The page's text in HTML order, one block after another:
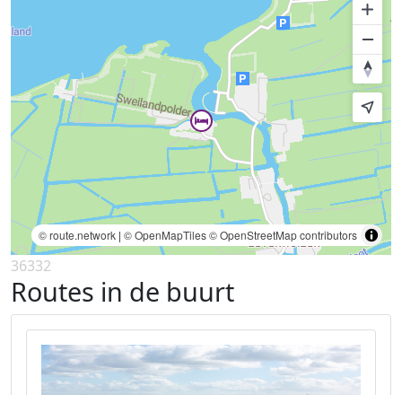
© route.network | © OpenMapTiles© OpenStreetMap contributors
36332
Routes in de buurt